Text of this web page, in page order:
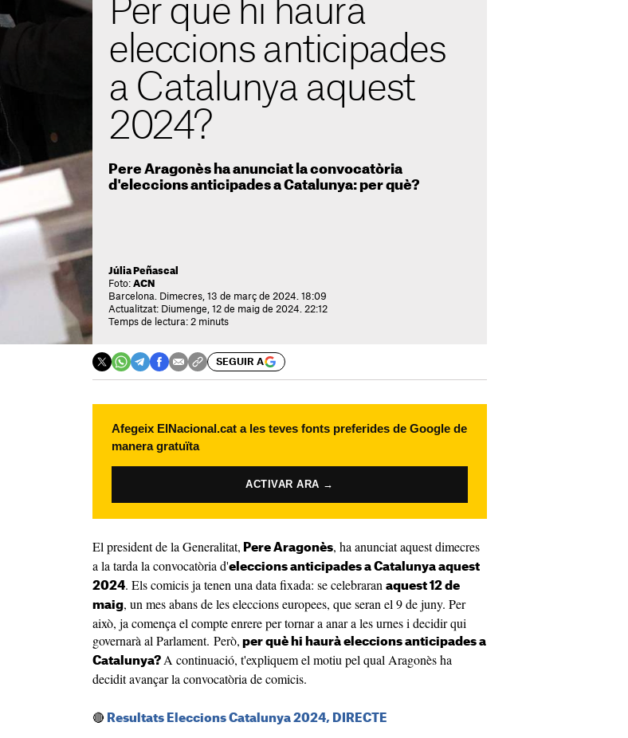
Per què hi haurà
eleccions anticipades
a Catalunya aquest
2024?
Pere Aragonès ha anunciat la convocatòria
d'eleccions anticipades a Catalunya: per què?
Júlia Peñascal
Foto: ACN
Barcelona. Dimecres, 13 de març de 2024. 18:09
Actualitzat: Diumenge, 12 de maig de 2024. 22:12
Temps de lectura: 2 minuts
SEGUIR A
Afegeix ElNacional.cat a les teves fonts preferides de Google de
manera gratuïta
ACTIVAR ARA →
El president de la Generalitat, Pere Aragonès, ha anunciat aquest dimecres
a la tarda la convocatòria d'eleccions anticipades a Catalunya aquest
2024. Els comicis ja tenen una data fixada: se celebraran aquest 12 de
maig, un mes abans de les eleccions europees, que seran el 9 de juny. Per
això, ja comença el compte enrere per tornar a anar a les urnes i decidir qui
governarà al Parlament. Però, per què hi haurà eleccions anticipades a
Catalunya? A continuació, t'expliquem el motiu pel qual Aragonès ha
decidit avançar la convocatòria de comicis.
🔴 Resultats Eleccions Catalunya 2024, DIRECTE